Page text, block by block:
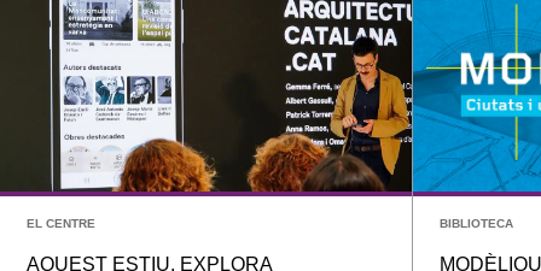
EL CENTRE
AQUEST ESTIU, EXPLORA
BIBLIOTECA